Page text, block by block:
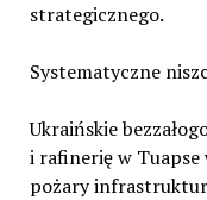
strategicznego.
Systematyczne
Ukraińskie
i rafinerię w Tuapse
pożary